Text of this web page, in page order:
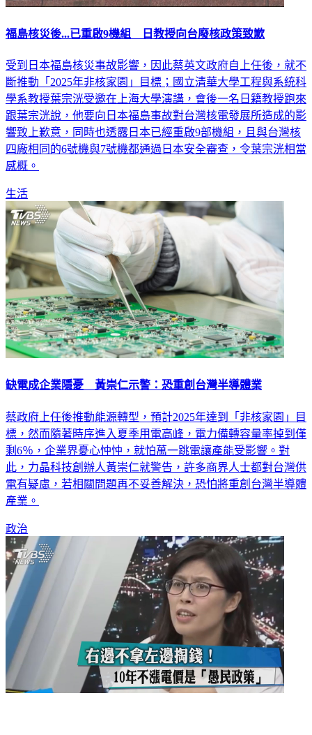
福島核災後...已重啟9機組 日教授向台廢核政策致歉
受到日本福島核災事故影響，因此蔡英文政府自上任後，就不
斷推動「2025年非核家園」目標；國立清華大學工程與系統科
學系教授葉宗洸受邀在上海大學演講，會後一名日籍教授跑來
跟葉宗洸說，他要向日本福島事故對台灣核電發展所造成的影
響致上歉意，同時也透露日本已經重啟9部機組，且與台灣核
四廠相同的6號機與7號機都通過日本安全審查，令葉宗洸相當
感概。
生活
缺電成企業隱憂 黃崇仁示警：恐重創台灣半導體業
蔡政府上任後推動能源轉型，預計2025年達到「非核家園」目
標，然而隨著時序進入夏季用電高峰，電力備轉容量率掉到僅
剩6％，企業界憂心忡忡，就怕萬一跳電讓產能受影響。對
此，力晶科技創辦人黃崇仁就警告，許多商界人士都對台灣供
電有疑慮，若相關問題再不妥善解決，恐怕將重創台灣半導體
產業。
政治